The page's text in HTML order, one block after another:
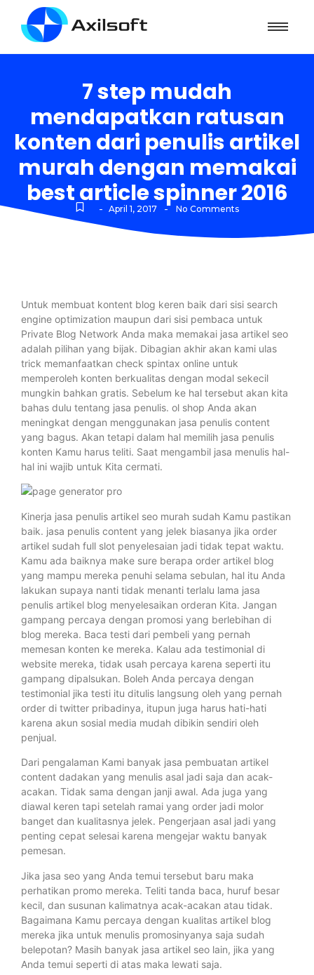
7 step mudah
mendapatkan ratusan
konten dari penulis artikel
murah dengan memakai
best article spinner 2016
- April 1, 2017 - No Comments
Untuk membuat kontent blog keren baik dari sisi search
engine optimization maupun dari sisi pembaca untuk
Private Blog Network Anda maka memakai jasa artikel seo
adalah pilihan yang bijak. Dibagian akhir akan kami ulas
trick memanfaatkan check spintax online untuk
memperoleh konten berkualitas dengan modal sekecil
mungkin bahkan gratis. Sebelum ke hal tersebut akan kita
bahas dulu tentang jasa penulis. ol shop Anda akan
meningkat dengan menggunakan jasa penulis content
yang bagus. Akan tetapi dalam hal memilih jasa penulis
konten Kamu harus teliti. Saat mengambil jasa menulis hal-
hal ini wajib untuk Kita cermati.
Kinerja jasa penulis artikel seo murah sudah Kamu pastikan
baik. jasa penulis content yang jelek biasanya jika order
artikel sudah full slot penyelesaian jadi tidak tepat waktu.
Kamu ada baiknya make sure berapa order artikel blog
yang mampu mereka penuhi selama sebulan, hal itu Anda
lakukan supaya nanti tidak menanti terlalu lama jasa
penulis artikel blog menyelesaikan orderan Kita. Jangan
gampang percaya dengan promosi yang berlebihan di
blog mereka. Baca testi dari pembeli yang pernah
memesan konten ke mereka. Kalau ada testimonial di
website mereka, tidak usah percaya karena seperti itu
gampang dipalsukan. Boleh Anda percaya dengan
testimonial jika testi itu ditulis langsung oleh yang pernah
order di twitter pribadinya, itupun juga harus hati-hati
karena akun sosial media mudah dibikin sendiri oleh
penjual.
Dari pengalaman Kami banyak jasa pembuatan artikel
content dadakan yang menulis asal jadi saja dan acak-
acakan. Tidak sama dengan janji awal. Ada juga yang
diawal keren tapi setelah ramai yang order jadi molor
banget dan kualitasnya jelek. Pengerjaan asal jadi yang
penting cepat selesai karena mengejar waktu banyak
pemesan.
Jika jasa seo yang Anda temui tersebut baru maka
perhatikan promo mereka. Teliti tanda baca, huruf besar
kecil, dan susunan kalimatnya acak-acakan atau tidak.
Bagaimana Kamu percaya dengan kualitas artikel blog
mereka jika untuk menulis promosinyanya saja sudah
belepotan? Masih banyak jasa artikel seo lain, jika yang
Anda temui seperti di atas maka lewati saja.